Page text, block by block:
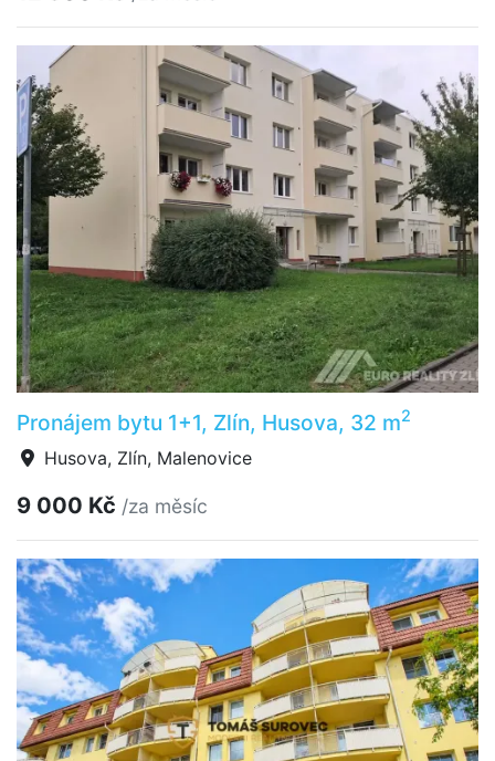
Pronájem bytu 1+1, Zlín, Husova, 32 m2
Husova, Zlín, Malenovice
9 000 Kč /za měsíc